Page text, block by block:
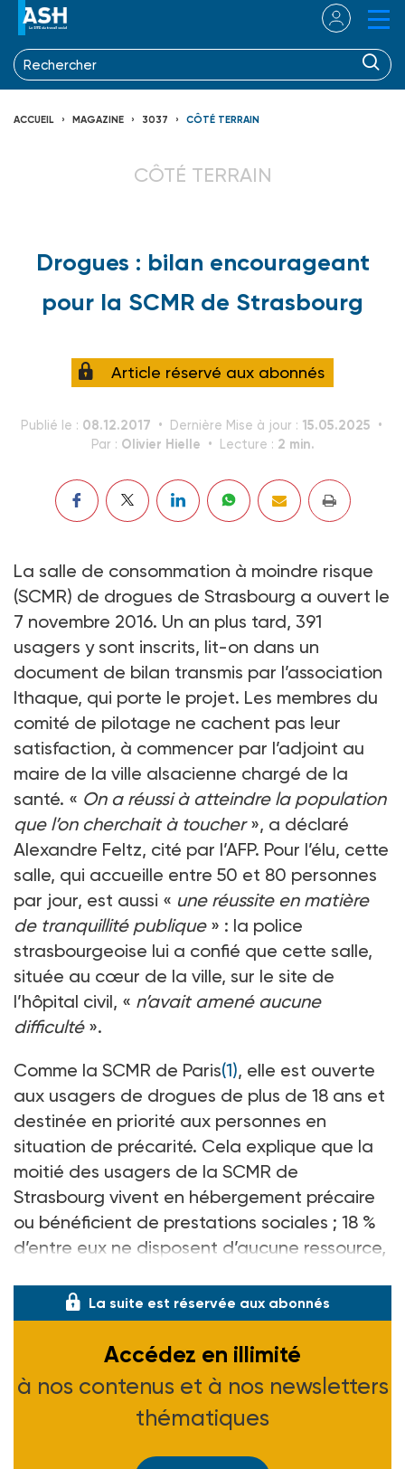
ACCUEIL MAGAZINE 3037 CÔTÉ TERRAIN
CÔTÉ TERRAIN
Drogues : bilan encourageant
pour la SCMR de Strasbourg
Article réservé aux abonnés
Publié le : 08.12.2017 Dernière Mise à jour : 15.05.2025
Par : Olivier Hielle Lecture : 2 min.
La salle de consommation à moindre risque
(SCMR) de drogues de Strasbourg a ouvert le
7 novembre 2016. Un an plus tard, 391
usagers y sont inscrits, lit-on dans un
document de bilan transmis par l’association
Ithaque, qui porte le projet. Les membres du
comité de pilotage ne cachent pas leur
satisfaction, à commencer par l’adjoint au
maire de la ville alsacienne chargé de la
santé. « On a réussi à atteindre la population
que l’on cherchait à toucher», a déclaré
Alexandre Feltz, cité par l’AFP. Pour l’élu, cette
salle, qui accueille entre 50 et 80 personnes
par jour, est aussi « une réussite en matière
de tranquillité publique» : la police
strasbourgeoise lui a confié que cette salle,
située au cœur de la ville, sur le site de
l’hôpital civil, « n’avait amené aucune
difficulté».
Comme la SCMR de Paris(1), elle est ouverte
aux usagers de drogues de plus de 18 ans et
destinée en priorité aux personnes en
situation de précarité. Cela explique que la
moitié des usagers de la SCMR de
Strasbourg vivent en hébergement précaire
ou bénéficient de prestations sociales ; 18 %
d’entre eux ne disposent d’aucune ressource,
La suite est réservée aux abonnés
Accédez en illimité
à nos contenus et à nos newsletters
thématiques